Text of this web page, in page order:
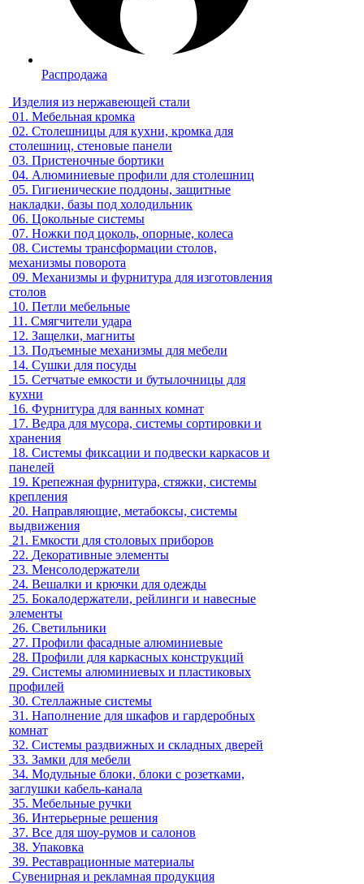
Распродажа
Изделия из нержавеющей стали
01. Мебельная кромка
02. Столешницы для кухни, кромка для
столешниц, стеновые панели
03. Пристеночные бортики
04. Алюминиевые профили для столешниц
05. Гигиенические поддоны, защитные
накладки, базы под холодильник
06. Цокольные системы
07. Ножки под цоколь, опорные, колеса
08. Системы трансформации столов,
механизмы поворота
09. Механизмы и фурнитура для изготовления
столов
10. Петли мебельные
11. Смягчители удара
12. Защелки, магниты
13. Подъемные механизмы для мебели
14. Сушки для посуды
15. Сетчатые емкости и бутылочницы для
кухни
16. Фурнитура для ванных комнат
17. Ведра для мусора, системы сортировки и
хранения
18. Системы фиксации и подвески каркасов и
панелей
19. Крепежная фурнитура, стяжки, системы
крепления
20. Направляющие, метабоксы, системы
выдвижения
21. Емкости для столовых приборов
22. Декоративные элементы
23. Менсолодержатели
24. Вешалки и крючки для одежды
25. Бокалодержатели, рейлинги и навесные
элементы
26. Светильники
27. Профили фасадные алюминиевые
28. Профили для каркасных конструкций
29. Системы алюминиевых и пластиковых
профилей
30. Стеллажные системы
31. Наполнение для шкафов и гардеробных
комнат
32. Системы раздвижных и складных дверей
33. Замки для мебели
34. Модульные блоки, блоки с розетками,
заглушки кабель-канала
35. Мебельные ручки
36. Интерьерные решения
37. Все для шоу-румов и салонов
38. Упаковка
39. Реставрационные материалы
Сувенирная и рекламная продукция